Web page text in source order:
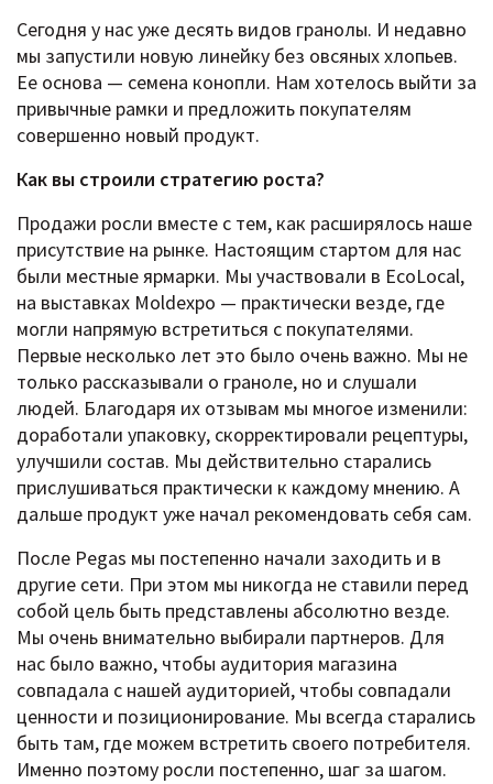
Сегодня у нас уже десять видов гранолы. И недавно
мы запустили новую линейку без овсяных хлопьев.
Ее основа — семена конопли. Нам хотелось выйти за
привычные рамки и предложить покупателям
совершенно новый продукт.
Как вы строили стратегию роста?
Продажи росли вместе с тем, как расширялось наше
присутствие на рынке. Настоящим стартом для нас
были местные ярмарки. Мы участвовали в EcoLocal,
на выставках Moldexpo — практически везде, где
могли напрямую встретиться с покупателями.
Первые несколько лет это было очень важно. Мы не
только рассказывали о граноле, но и слушали
людей. Благодаря их отзывам мы многое изменили:
доработали упаковку, скорректировали рецептуры,
улучшили состав. Мы действительно старались
прислушиваться практически к каждому мнению. А
дальше продукт уже начал рекомендовать себя сам.
После Pegas мы постепенно начали заходить и в
другие сети. При этом мы никогда не ставили перед
собой цель быть представлены абсолютно везде.
Мы очень внимательно выбирали партнеров. Для
нас было важно, чтобы аудитория магазина
совпадала с нашей аудиторией, чтобы совпадали
ценности и позиционирование. Мы всегда старались
быть там, где можем встретить своего потребителя.
Именно поэтому росли постепенно, шаг за шагом.